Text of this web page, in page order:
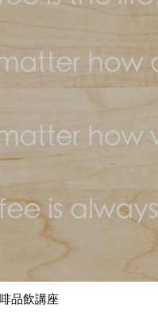
品飲講座